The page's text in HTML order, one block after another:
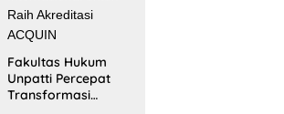
Fakultas Hukum
Unpatti Percepat
Transformasi